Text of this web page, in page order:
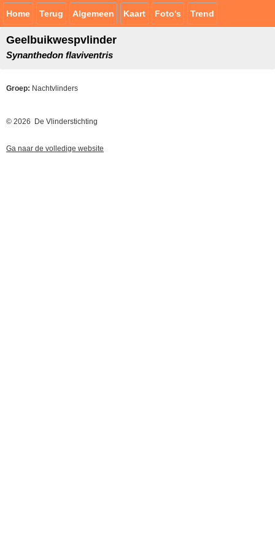
Home Terug Algemeen Kaart Foto's Trend
Geelbuikwespvlinder
Synanthedon flaviventris
Groep: Nachtvlinders
© 2026 De Vlinderstichting
Ga naar de volledige website